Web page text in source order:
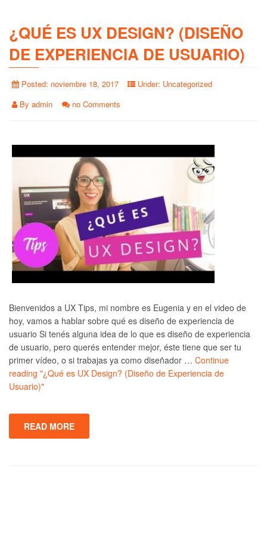
¿QUÉ ES UX DESIGN? (DISEÑO
DE EXPERIENCIA DE USUARIO)
Posted: noviembre 18, 2017 Under: Uncategorized
By admin no Comments
Bienvenidos a UX Tips, mi nombre es Eugenia y en el video de
hoy, vamos a hablar sobre qué es diseño de experiencia de
usuario Si tenés alguna idea de lo que es diseño de experiencia
de usuario, pero querés entender mejor, éste tiene que ser tu
primer vídeo, o si trabajas ya como diseñador … Continue
reading "¿Qué es UX Design? (Diseño de Experiencia de
Usuario)"
READ MORE